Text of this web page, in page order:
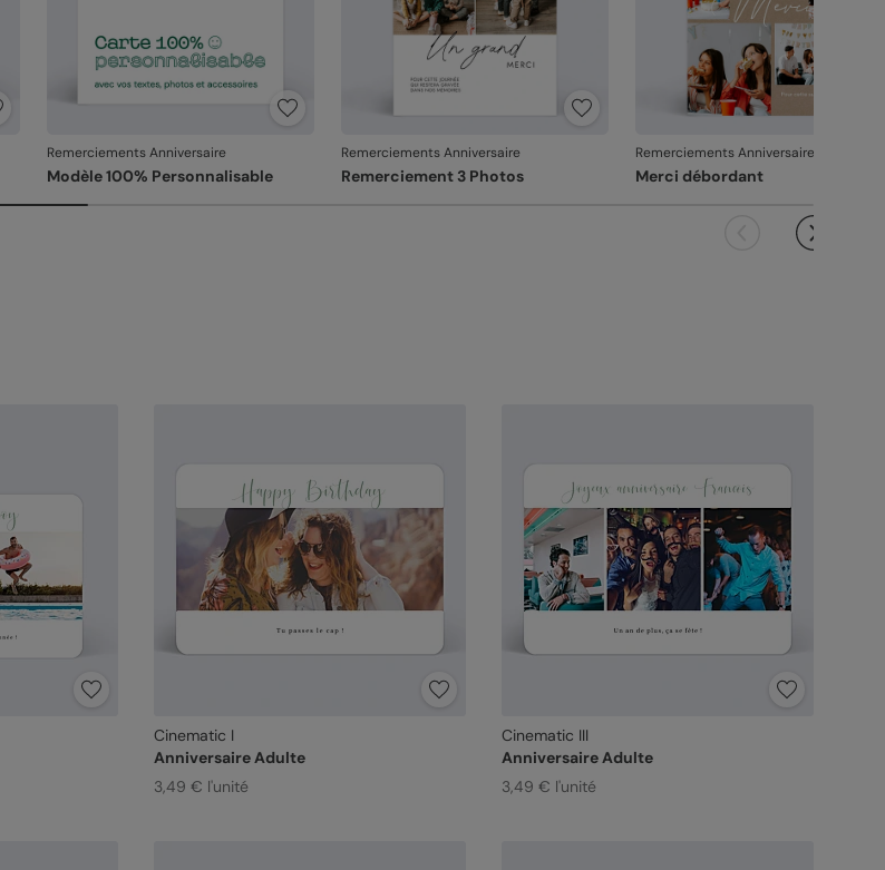
Remerciements Anniversaire
Modèle 100% Personnalisable
Remerciements Anniversaire
Remerciement 3 Photos
Remerciements Anniversaire
Merci débordant
Cinematic I
Anniversaire Adulte
3,49 € l'unité
Cinematic III
Anniversaire Adulte
3,49 € l'unité